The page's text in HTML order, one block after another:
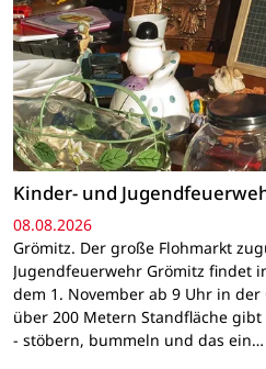
Kinder- und
08.08.2026
Grömitz. Der große Flohmarkt
Jugendfeuerwehr Grömitz findet
dem 1. November ab 9 Uhr in
über 200 Metern Standfläche
- stöbern, bummeln und das ein…